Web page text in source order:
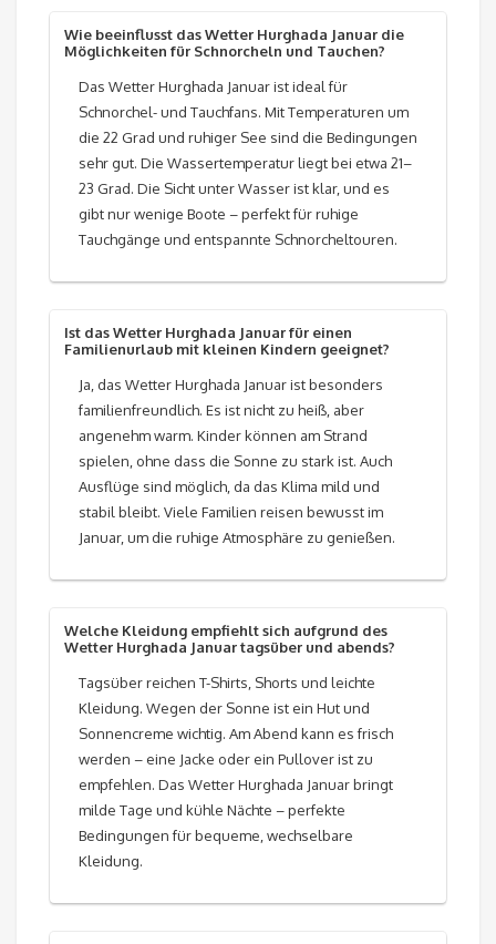
Wie beeinflusst das Wetter Hurghada Januar die
Möglichkeiten für Schnorcheln und Tauchen?
Das Wetter Hurghada Januar ist ideal für
Schnorchel- und Tauchfans. Mit Temperaturen um
die 22 Grad und ruhiger See sind die Bedingungen
sehr gut. Die Wassertemperatur liegt bei etwa 21–
23 Grad. Die Sicht unter Wasser ist klar, und es
gibt nur wenige Boote – perfekt für ruhige
Tauchgänge und entspannte Schnorcheltouren.
Ist das Wetter Hurghada Januar für einen
Familienurlaub mit kleinen Kindern geeignet?
Ja, das Wetter Hurghada Januar ist besonders
familienfreundlich. Es ist nicht zu heiß, aber
angenehm warm. Kinder können am Strand
spielen, ohne dass die Sonne zu stark ist. Auch
Ausflüge sind möglich, da das Klima mild und
stabil bleibt. Viele Familien reisen bewusst im
Januar, um die ruhige Atmosphäre zu genießen.
Welche Kleidung empfiehlt sich aufgrund des
Wetter Hurghada Januar tagsüber und abends?
Tagsüber reichen T-Shirts, Shorts und leichte
Kleidung. Wegen der Sonne ist ein Hut und
Sonnencreme wichtig. Am Abend kann es frisch
werden – eine Jacke oder ein Pullover ist zu
empfehlen. Das Wetter Hurghada Januar bringt
milde Tage und kühle Nächte – perfekte
Bedingungen für bequeme, wechselbare
Kleidung.